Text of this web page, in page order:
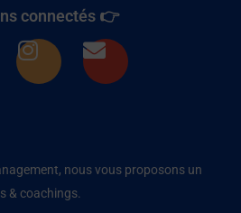
connectés 👉
g
r
E
o
nous vous proposons un
& coachings.